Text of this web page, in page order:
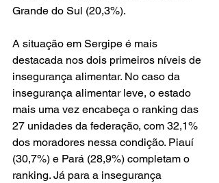
Grande do Sul (20,3%).
A situação em Sergipe é mais
destacada nos dois primeiros níveis de
insegurança alimentar. No caso da
insegurança alimentar leve, o estado
mais uma vez encabeça o ranking das
27 unidades da federação, com 32,1%
dos moradores nessa condição. Piauí
(30,7%) e Pará (28,9%) completam o
ranking. Já para a insegurança